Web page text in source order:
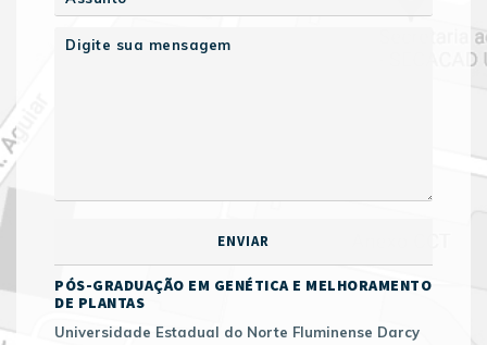
PÓS-GRADUAÇÃO EM GENÉTICA E MELHORAMENTO
DE PLANTAS
Universidade Estadual do Norte Fluminense Darcy